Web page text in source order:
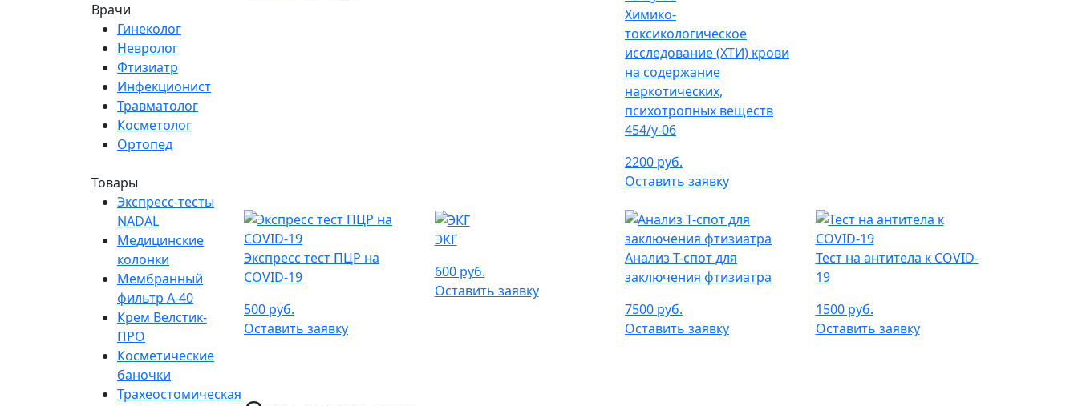
Врачи
Гинеколог
Невролог
Фтизиатр
Инфекционист
Травматолог
Косметолог
Ортопед
Товары
Экспресс-тесты
NADAL
Медицинские
колонки
Мембранный
фильтр A-40
Крем Велстик-
ПРО
Косметические
баночки
Трахеостомическая
Химико-
токсикологическое
исследование (ХТИ) крови
на содержание
наркотических,
психотропных веществ
454/у-06
2200 руб.
Оставить заявку
Экспресс тест ПЦР на
COVID-19
500 руб.
Оставить заявку
ЭКГ
600 руб.
Оставить заявку
Анализ Т-спот для
заключения фтизиатра
7500 руб.
Оставить заявку
Тест на антитела к COVID-
19
1500 руб.
Оставить заявку